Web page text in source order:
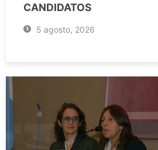
CANDIDATOS
5 agosto, 2026